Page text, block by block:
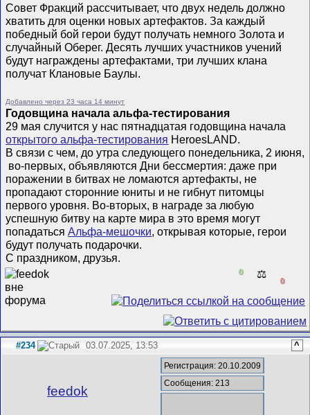
Совет Фракций рассчитывает, что двух недель должно
хватить для оценки новых артефактов. За каждый
победный бой герои будут получать немного Золота и
случайный Оберег. Десять лучших участников учений
будут награждены артефактами, три лучших клана
получат Клановые Баулы.
Добавлено через 23 часа 14 минут
Годовщина начала альфа-тестирования
29 мая случится у нас пятнадцатая годовщина начала
открытого альфа-тестирования HeroesLAND.
В связи с чем, до утра следующего понедельника, 2 июня,
во-первых, объявляются Дни бессмертия: даже при
поражении в битвах не ломаются артефакты, не
пропадают сторонние юниты и не гибнут питомцы
первого уровня. Во-вторых, в награде за любую
успешную битву на карте мира в это время могут
попадатьсяАльфа-мешочки, открывая которые, герои
будут получать подарочки.
С праздником, друзья.
0 ⚖️
0
#234 03.07.2025, 13:53 ^
feedok
Регистрация: 20.10.2009
Сообщения: 213